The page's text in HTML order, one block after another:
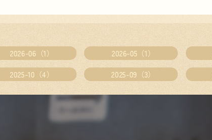
2026-06（1） 2026-05（1）
2025-10（4） 2025-09（3）